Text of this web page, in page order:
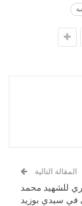
المقالة التالية
للشهيد محمد
في سيدي بوزيد